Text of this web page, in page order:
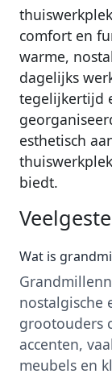
comfort en
warme,
dagelijks
tegelijkertijd
esthetisch
biedt.
Wat is
nostalgische
grootouders
accenten,
meubels en